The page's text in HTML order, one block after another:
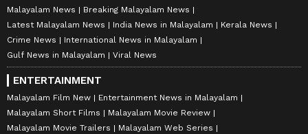
Malayalam News
Breaking Malayalam News
Latest Malayalam News
India News in Malayalam
Kerala News
Crime News
International News in Malayalam
Gulf News in Malayalam
Viral News
ENTERTAINMENT
Malayalam Film New
Entertainment News in Malayalam
Malayalam Short Films
Malayalam Movie Review
Malayalam Movie Trailers
Malayalam Web Series